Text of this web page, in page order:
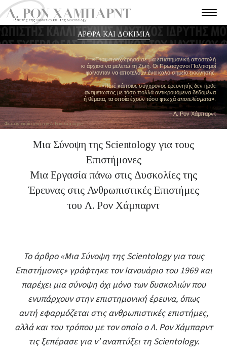
ΑΡΘΡΑ ΚΑΙ ΔΟΚΙΜΙΑ
«Έτσι, προχώρησα σε μια επιστημονική αποστολή
κι άρχισα να μελετώ τη Ζωή. Οι Πρωτόγονοι Πολιτισμοί
φαίνονταν να αποτελούν ένα καλό σημείο εκκίνησης.
»Ποτέ κάποιος σύγχρονος ερευνητής δεν ήρθε
αντιμέτωπος με τόσο πολλά αντικρουόμενα δεδομένα
ή θέματα, τα οποία έχουν τόσο φτωχά αποτελέσματα».
– Λ. Ρον Χάμπαρντ
Φωτογραφία από τον Λ. Ρον Χάμπαρντ
Μια Σύνοψη της Scientology για τους
Επιστήμονες
Μια Εργασία πάνω στις Δυσκολίες της
Έρευνας στις Ανθρωπιστικές Επιστήμες
του Λ. Ρον Χάμπαρντ
Το άρθρο «Μια Σύνοψη της Scientology για τους
Επιστήμονες» γράφτηκε τον Ιανουάριο του 1969 και
παρέχει μια σύνοψη όχι μόνο των δυσκολιών που
ενυπάρχουν στην επιστημονική έρευνα, όπως
αυτή εφαρμόζεται στις ανθρωπιστικές επιστήμες,
αλλά και του τρόπου με τον οποίο ο Λ. Ρον Χάμπαρντ
τις ξεπέρασε για ν’ αναπτύξει τη Scientology.